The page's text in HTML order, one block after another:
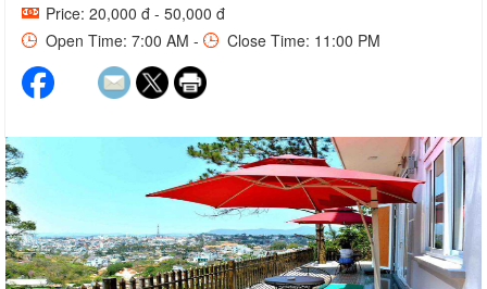
Price: 20,000 đ - 50,000 đ
Open Time: 7:00 AM -
Close Time: 11:00 PM